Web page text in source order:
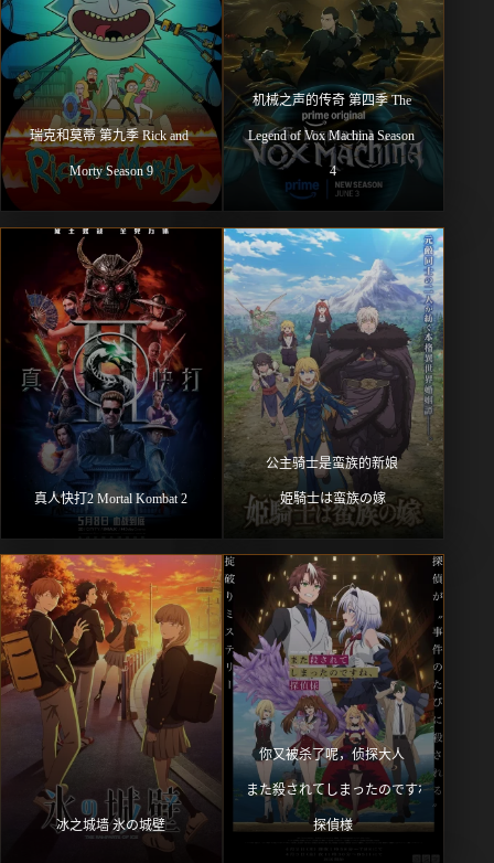
瑞克和莫蒂 第九季 Rick and
Morty Season 9
机械之声的传奇 第四季 The
Legend of Vox Machina Season
4
真人快打2 Mortal Kombat 2
公主骑士是蛮族的新娘
姫騎士は蛮族の嫁
冰之城墙 氷の城壁
你又被杀了呢，侦探大人
また殺されてしまったのですね、
探偵様